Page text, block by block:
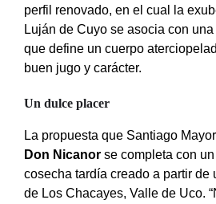
perfil renovado, en el cual la
Luján de Cuyo se asocia con
que define un cuerpo
buen jugo y carácter.
Un dulce placer
La propuesta que Santiago
Don Nicanor se completa con
cosecha tardía creado a partir de
de Los Chacayes, Valle de Uco.